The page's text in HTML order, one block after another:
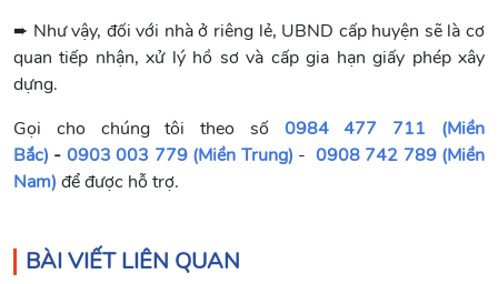
➨ Như vậy, đối với nhà ở riêng lẻ, UBND cấp huyện sẽ là cơ
quan tiếp nhận, xử lý hồ sơ và cấp gia hạn giấy phép xây
dựng.
Gọi cho chúng tôi theo số 0984 477 711 (Miền
Bắc) - 0903 003 779 (Miền Trung) - 0908 742 789 (Miền
Nam) để được hỗ trợ.
BÀI VIẾT LIÊN QUAN